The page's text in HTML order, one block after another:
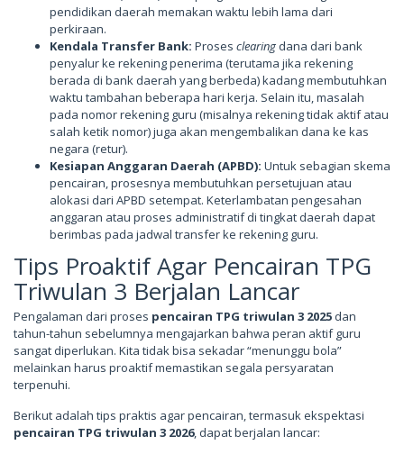
pendidikan daerah memakan waktu lebih lama dari
perkiraan.
Kendala Transfer Bank: Proses clearingdana dari bank
penyalur ke rekening penerima (terutama jika rekening
berada di bank daerah yang berbeda) kadang membutuhkan
waktu tambahan beberapa hari kerja. Selain itu, masalah
pada nomor rekening guru (misalnya rekening tidak aktif atau
salah ketik nomor) juga akan mengembalikan dana ke kas
negara (retur).
Kesiapan Anggaran Daerah (APBD): Untuk sebagian skema
pencairan, prosesnya membutuhkan persetujuan atau
alokasi dari APBD setempat. Keterlambatan pengesahan
anggaran atau proses administratif di tingkat daerah dapat
berimbas pada jadwal transfer ke rekening guru.
Tips Proaktif Agar Pencairan TPG
Triwulan 3 Berjalan Lancar
Pengalaman dari proses pencairan TPG triwulan 3 2025dan
tahun-tahun sebelumnya mengajarkan bahwa peran aktif guru
sangat diperlukan. Kita tidak bisa sekadar “menunggu bola”
melainkan harus proaktif memastikan segala persyaratan
terpenuhi.
Berikut adalah tips praktis agar pencairan, termasuk ekspektasi
pencairan TPG triwulan 3 2026, dapat berjalan lancar: